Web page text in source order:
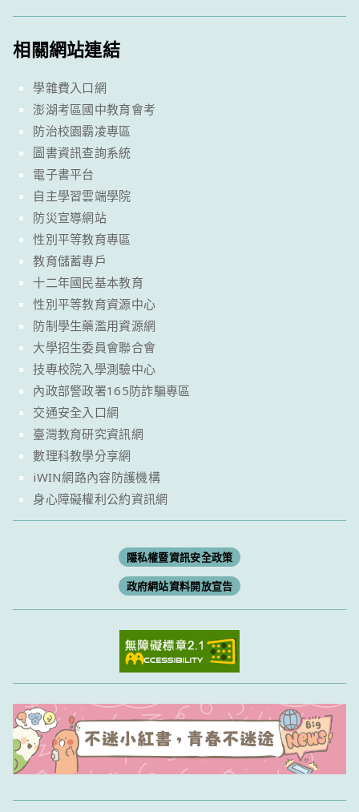
相關網站連結
學雜費入口網
澎湖考區國中教育會考
防治校園霸凌專區
圖書資訊查詢系統
電子書平台
自主學習雲端學院
防災宣導網站
性別平等教育專區
教育儲蓄專戶
十二年國民基本教育
性別平等教育資源中心
防制學生藥濫用資源網
大學招生委員會聯合會
技專校院入學測驗中心
內政部警政署165防詐騙專區
交通安全入口網
臺灣教育研究資訊網
數理科教學分享網
iWIN網路內容防護機構
身心障礙權利公約資訊網
隱私權暨資訊安全政策
政府網站資料開放宣告